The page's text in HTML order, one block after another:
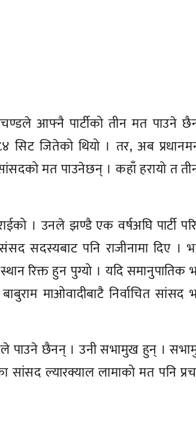
प्रचण्डले आफ्नै पार्टीको तीन मत पाउने
जितेको थियो । तर, अब
मत पाउनेछन् । कहाँ हरायो त
। उनले झण्डै एक वर्षअघि पार्टी
सदस्यबाट पनि राजीनामा दिए ।
रिक्त हुन पुग्यो । यदि समानुपातिक
माओवादीबाटै निर्वाचित सांसद
पाउने छैनन् । उनी सभामुख हुन् ।
ल्यारक्याल लामाको मत पनि